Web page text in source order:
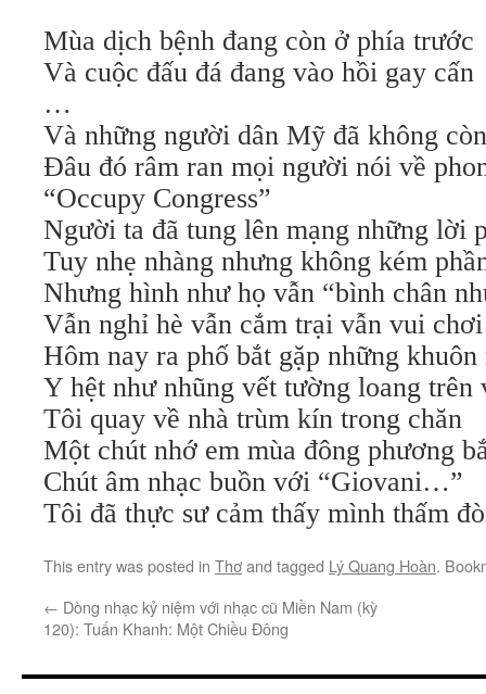
Mùa dịch bệnh đang còn ở phía trước
Và cuộc đấu đá đang vào hồi gay cấn
…
Và những người dân Mỹ đã không
Đâu đó râm ran mọi người nói về
“Occupy Congress”
Người ta đã tung lên mạng những
Tuy nhẹ nhàng nhưng không kém
Nhưng hình như họ vẫn “bình chân
Vẫn nghỉ hè vẫn cắm trại vẫn vui
Hôm nay ra phố bắt gặp những
Y hệt như nhũng vết tường loang
Tôi quay về nhà trùm kín trong chăn
Một chút nhớ em mùa đông phương
Chút âm nhạc buồn với “Giovani…”
Tôi đã thực sư cảm thấy mình thấm
This entry was posted in Thơand tagged Lý Quang Hoàn.
← Dòng nhạc kỷ niệm với nhạc cũ Miền Nam (kỳ
120): Tuấn Khanh: Một Chiều Đông